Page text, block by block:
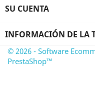
SU CUENTA
INFORMACIÓN DE LA
© 2026 - Software
PrestaShop™